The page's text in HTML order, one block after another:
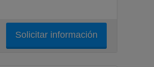
Solicitar información